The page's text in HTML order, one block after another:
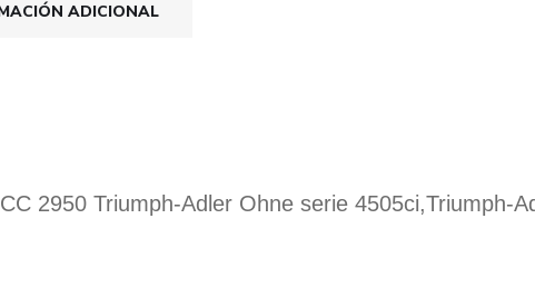
ADICIONAL
2950 Triumph-Adler Ohne serie 4505ci,Triumph-